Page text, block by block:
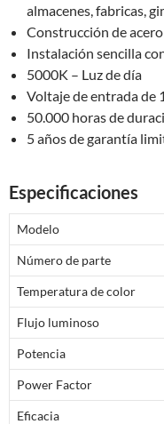
almacenes, fabricas,
Construcción de
Instalación sencilla
5000K – Luz de día
Voltaje de entrada de
50.000 horas de
5 años de garantía
Especificaciones
Modelo
Número de parte
Temperatura de color
Flujo luminoso
Potencia
Power Factor
Eficacia